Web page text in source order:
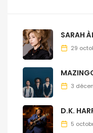
SARAH
29
3
D.K.
5